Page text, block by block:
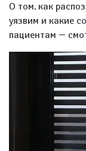
О том, как
уязвим и какие
пациентам —